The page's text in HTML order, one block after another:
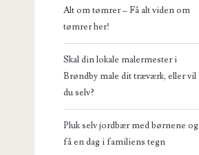
Alt om tømrer – Få alt viden om
tømrer her!
Skal din lokale malermester i
Brøndby male dit træværk, eller vil
du selv?
Pluk selv jordbær med børnene og
få en dag i familiens tegn